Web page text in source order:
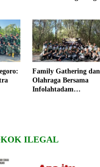
Family Gathering dan
Olahraga Bersama
Infolahtadam
ILEGAL